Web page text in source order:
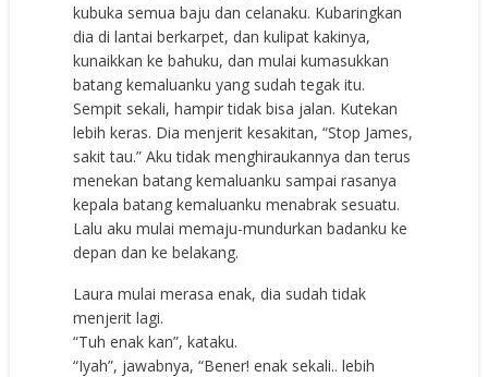
kubuka semua baju dan celanaku. Kubaringkan
dia di lantai berkarpet, dan kulipat kakinya,
kunaikkan ke bahuku, dan mulai kumasukkan
batang kemaluanku yang sudah tegak itu.
Sempit sekali, hampir tidak bisa jalan. Kutekan
lebih keras. Dia menjerit kesakitan, “Stop James,
sakit tau.” Aku tidak menghiraukannya dan terus
menekan batang kemaluanku sampai rasanya
kepala batang kemaluanku menabrak sesuatu.
Lalu aku mulai memaju-mundurkan badanku ke
depan dan ke belakang.
Laura mulai merasa enak, dia sudah tidak
menjerit lagi.
“Tuh enak kan”, kataku.
“Iyah”, jawabnya, “Bener! enak sekali.. lebih